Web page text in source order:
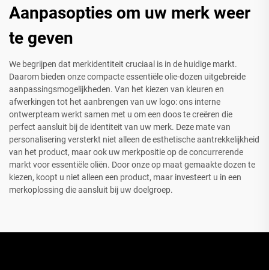
Aanpasopties om uw merk weer
te geven
We begrijpen dat merkidentiteit cruciaal is in de huidige markt.
Daarom bieden onze compacte essentiële olie-dozen uitgebreide
aanpassingsmogelijkheden. Van het kiezen van kleuren en
afwerkingen tot het aanbrengen van uw logo: ons interne
ontwerpteam werkt samen met u om een doos te creëren die
perfect aansluit bij de identiteit van uw merk. Deze mate van
personalisering versterkt niet alleen de esthetische aantrekkelijkheid
van het product, maar ook uw merkpositie op de concurrerende
markt voor essentiële oliën. Door onze op maat gemaakte dozen te
kiezen, koopt u niet alleen een product, maar investeert u in een
merkoplossing die aansluit bij uw doelgroep.